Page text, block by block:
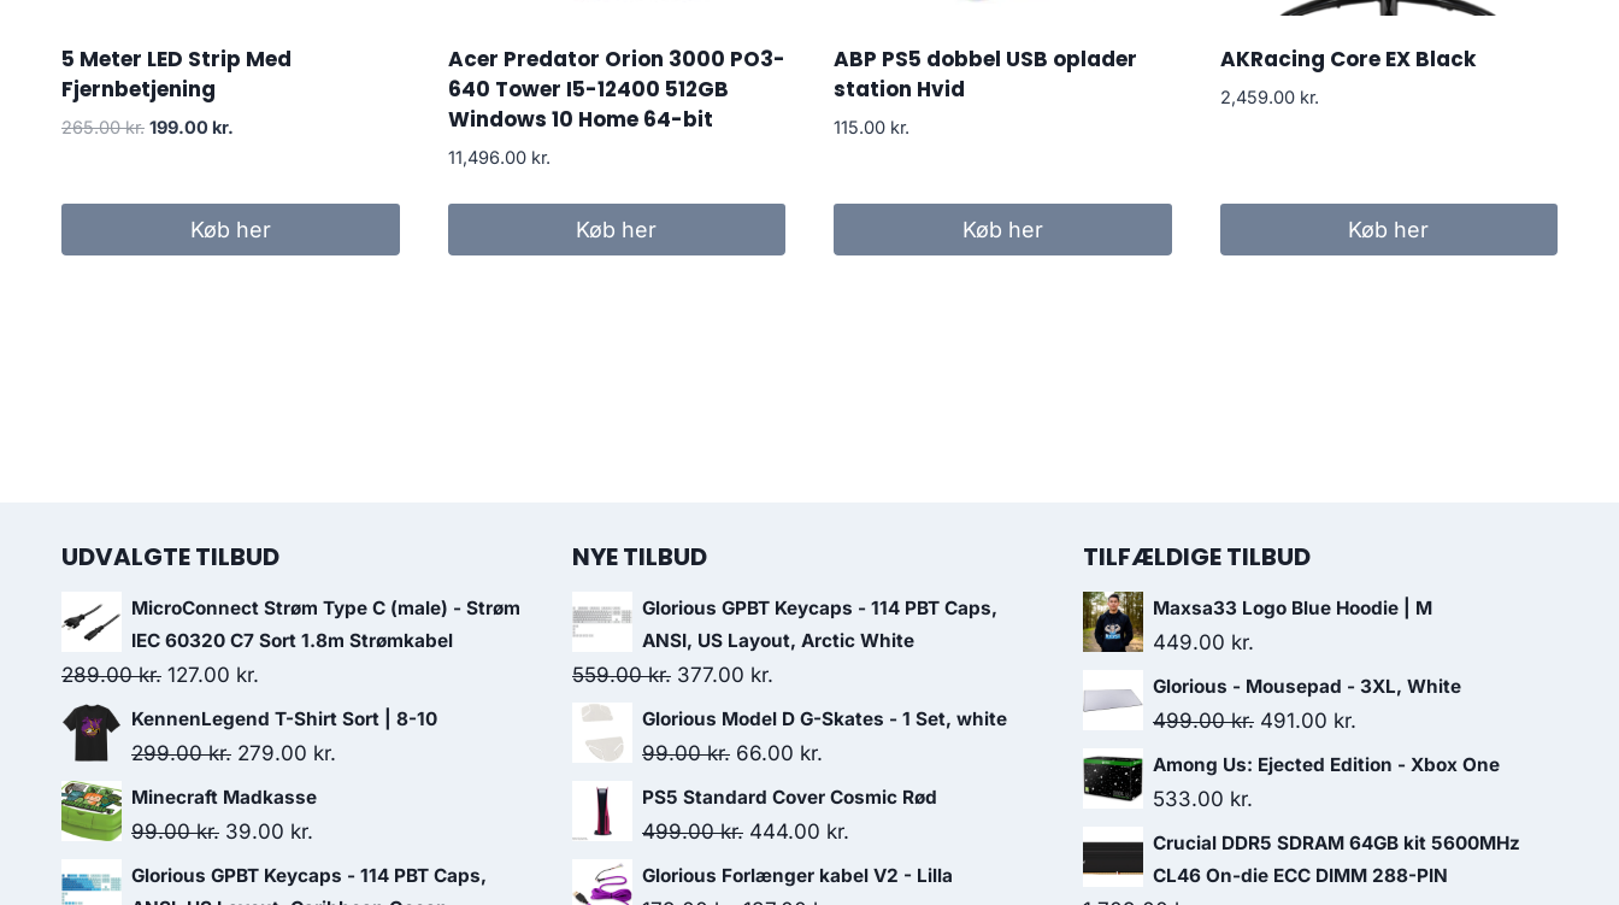
5 Meter LED Strip Med
Fjernbetjening
265.00kr. Original
265.00 kr..
199.00 kr.
199.00 kr..
Køb her
Acer Predator Orion 3000 PO3-
640 Tower I5-12400 512GB
Windows 10 Home 64-bit
11,496.00 kr.
Køb her
ABP PS5 dobbel USB oplader
station Hvid
115.00 kr.
Køb her
AKRacing Core EX Black
2,459.00 kr.
Køb her
UDVALGTE TILBUD
MicroConnect Strøm Type C (male) - Strøm
IEC 60320 C7 Sort 1.8m Strømkabel
289.00kr. Original
price
was:
127.00 kr.
price
is:
KennenLegend T-Shirt Sort | 8-10
299.00kr. Original
price
was:
279.00 kr.
Minecraft Madkasse
99.00kr. Original
price
39.00 kr.
price
Glorious GPBT Keycaps - 114 PBT Caps,
NYE TILBUD
Glorious GPBT Keycaps - 114 PBT Caps,
ANSI, US Layout, Arctic White
559.00kr. Original
price
was:
377.00 kr.
price
is:
Glorious Model D G-Skates - 1 Set, white
99.00kr. Original
price
was:
66.00 kr.
price
is:
PS5 Standard Cover Cosmic Rød
499.00kr. Original
price
444.00 kr.
price
Glorious Forlænger kabel V2 - Lilla
TILFÆLDIGE TILBUD
Maxsa33 Logo Blue Hoodie | M
449.00 kr.
Glorious - Mousepad - 3XL, White
499.00kr. Original
price
491.00 kr.
price
Among Us: Ejected Edition - Xbox One
533.00 kr.
Crucial DDR5 SDRAM 64GB kit 5600MHz
CL46 On-die ECC DIMM 288-PIN